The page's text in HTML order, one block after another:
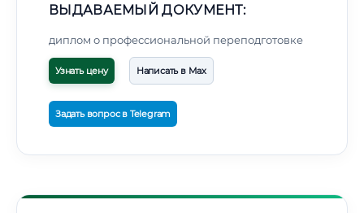
ВЫДАВАЕМЫЙ ДОКУМЕНТ:
диплом о профессиональной переподготовке
Узнать цену Написать в Max
Задать вопрос в Telegram